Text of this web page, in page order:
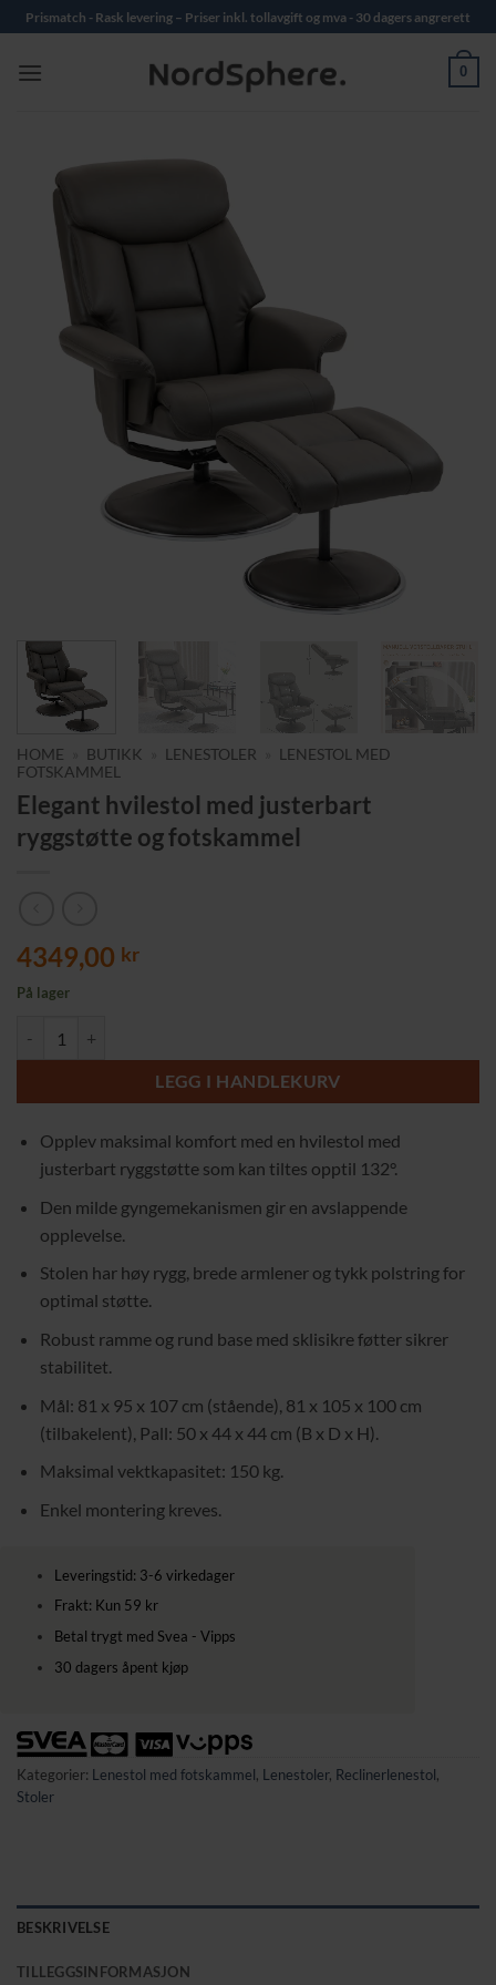
Skip
to
content
Prismatch - Rask levering – Priser inkl. tollavgift og mva - 30 dagers angrerett
0
HOME BUTIKK LENESTOLER
LENESTOL MED
FOTSKAMMEL
Elegant hvilestol med justerbart
ryggstøtte og fotskammel
4349,00 kr
På lager
LEGG I HANDLEKURV
Opplev maksimal komfort med en hvilestol med
justerbart ryggstøtte som kan tiltes opptil 132°.
Den milde gyngemekanismen gir en avslappende
opplevelse.
Stolen har høy rygg, brede armlener og tykk polstring for
optimal støtte.
Robust ramme og rund base med sklisikre føtter sikrer
stabilitet.
Mål: 81 x 95 x 107 cm (stående), 81 x 105 x 100 cm
(tilbakelent), Pall: 50 x 44 x 44 cm (B x D x H).
Maksimal vektkapasitet: 150 kg.
Enkel montering kreves.
Leveringstid: 3-6 virkedager
Frakt: Kun 59 kr
Betal trygt med Svea - Vipps
30 dagers åpent kjøp
Kategorier: Lenestol med fotskammel, Lenestoler, Reclinerlenestol,
Stoler
BESKRIVELSE
TILLEGGSINFORMASJON